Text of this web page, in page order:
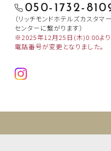
050-1732-
（リッチモンドホテルズカスタマー
センターに繋がります）
※2025年12月25日(木)0:00より
電話番号が変更となりました。